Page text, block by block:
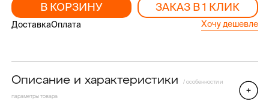
В КОРЗИНУ ЗАКАЗ В 1 КЛИК
ДоставкаОплата Хочу дешевле
Описание и характеристики / особенности и
параметры товара